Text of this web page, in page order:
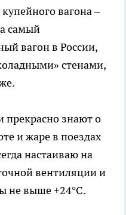
вагона –
самый
вагон в России,
стенами,
прекрасно знают о
и жаре в поездах
настаиваю на
вентиляции и
не выше +24°C.